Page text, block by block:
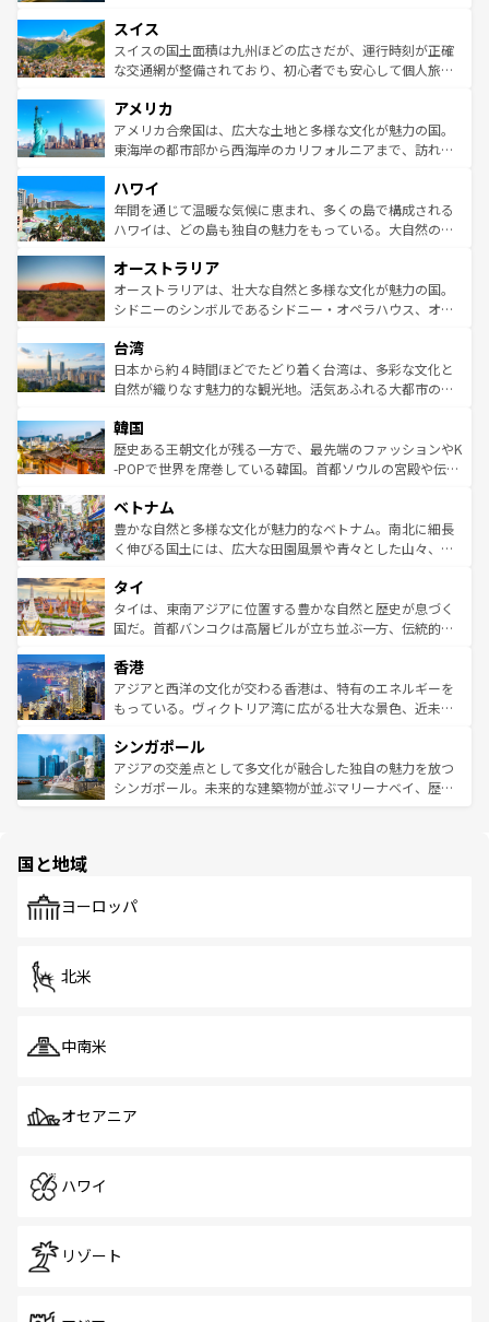
れる地方に足を運ぶとそれぞれで全く異なる文化を体験で
きるだろう。 なお、新着のフランス情報はコンテンツ一覧
を参照してほしい。
は、お酒好きな人にはぜひ体験してほしい。 なお、新着の
ドイツ情報はコンテンツ一覧を参照してほしい。
リアごとに異なる魅力がある。また、優雅なアフタヌーン
ティー、ビール好きにはたまらない英国パブ、サッカー観
戦など、本場だからこそできる体験も豊富。イギリスを旅
ンツ一覧を参照してほしい。
スイス
スイスの国土面積は九州ほどの広さだが、運行時刻が正確
な交通網が整備されており、初心者でも安心して個人旅行
の建物がそのまま残る町や、スイスならではのユニークな
博物館もあり、アルプス観光だけでなく町歩きも満喫する
ことができる。国民の所得が高いため物価も高いが、旅行
ば市内交通費無料で観光を楽しむこともできる。 なお、新
着のスイス情報はコンテンツ一覧 を参照してほしい。
アメリカ
アメリカ合衆国は、広大な土地と多様な文化が魅力の国。
東海岸の都市部から西海岸のカリフォルニアまで、訪れる
のような巨大都市は、観光、ショッピング、エンターテイ
ンメントが詰まった刺激的なスポットだ。一方、アメリカ
西部には大自然が広がり、グランドキャニオンやイエロー
部のニューオーリンズでは、音楽と美食が融合した独特の
文化が魅力。旅行者はアメリカの各地域で異なる魅力を楽
しみながら、その多様性と豊かな歴史を感じることができ
ならではの贅沢な旅のスタイルだ。 なお、新着のアメリカ
情報はコンテンツ一覧を参照してほしい。
ハワイ
年間を通じて温暖な気候に恵まれ、多くの島で構成される
ハワイは、どの島も独自の魅力をもっている。大自然の神
ワイ島は見逃せない。また、定番の観光地といえばオアフ
島だが、静かな自然を求めるならマウイ島やカウアイ島が
おすすめ。エメラルドグリーンに輝く海をはじめ、豊かな
れるおもてなしの心で訪れる人々を迎えてくれるハワイの
人々、おいしいローカルフードやハワイアンミュージッ
ク、伝統的なフラダンスなど、すべてがハワイの魅力を彩
ワイを、存分に味わってほしい。 なお、新着のハワイ情報
はコンテンツ一覧を参照してほしい。
オーストラリア
オーストラリアは、壮大な自然と多様な文化が魅力の国。
シドニーのシンボルであるシドニー・オペラハウス、オー
リアリーフや大陸中央部にそびえるウルル（エアーズロッ
ク）、タスマニアの美しい原生林やケアンズの熱帯雨林な
ど、見どころがたくさん。また、カフェやワイン、オージ
いる。アクティビティも充実しており、サーフィンやダイ
ビング、ハイキングなど、アウトドア好きにはたまらな
い。オーストラリアの多彩な魅力を存分に味わいつくそ
参照してほしい。
台湾
日本から約４時間ほどでたどり着く台湾は、多彩な文化と
自然が織りなす魅力的な観光地。活気あふれる大都市の台
ン）、静ひつな山岳地帯である台湾東部など、都市の喧騒
と山間の静けさが共存しており、訪れる人に新しい発見と
驚きをもたらしてくれる。また、奥深い台湾の食文化も魅
容にもいいと評判のスイーツなど、バラエティ豊かな料理
が味わえる。 なお、新着の台湾情報は コンテンツ一覧を参
照してほしい。
韓国
歴史ある王朝文化が残る一方で、最先端のファッションやK
-POPで世界を席巻している韓国。首都ソウルの宮殿や伝統
き、地方に足を延ばせば四季折々の自然美を楽しむことが
できる。そして、キムチや焼肉、絶品のストリートフード
まで、さまざまな韓国料理が待っている。夜には、韓国な
リティに包まれながら、韓国の多彩な魅力を心ゆくまで味
わってみてほしい。 なお、新着の韓国情報はコンテンツ一
覧を参照してほしい。
ベトナム
豊かな自然と多様な文化が魅力的なベトナム。南北に細長
く伸びる国土には、広大な田園風景や青々とした山々、世
急速な発展と共に伝統が息づく。ハノイの古い町並みやホ
ーチミン市のフランス統治時代の建物も、独特の雰囲気を
醸し出している。また、バラエティの豊かさとおいしさで
とつ。フォーやバインミー、ベトナムコーヒーなどは、ぜ
ひ現地で味わいたい。どの地域を訪れてもあたたかい人々
が旅行者を迎えてくれるので、きっと忘れられない旅にな
参照してほしい。
タイ
タイは、東南アジアに位置する豊かな自然と歴史が息づく
国だ。首都バンコクは高層ビルが立ち並ぶ一方、伝統的な
の活気が交差している。北部ではチェンマイなどの山岳地
帯で自然と触れ合い、南部ではプーケットやクラビの美し
いビーチでリゾート気分を楽しむことができる。タイ料理
激する。気候は一年中温暖で、どの季節にも異なる楽しみ
が待っている。親しみやすいタイの人々、仏教を中心とし
た文化、そして多様な観光資源が、訪れる旅人を魅了し続
香港
アジアと西洋の文化が交わる香港は、特有のエネルギーを
もっている。ヴィクトリア湾に広がる壮大な景色、近未来
み、どこを訪れても感動するはず。観光スポットが密集し
ており、効率よく見どころを回れるのも魅力。息をのむよ
うな絶景から文化的な体験まで、香港を存分に楽しみ尽く
シンガポール
アジアの交差点として多文化が融合した独自の魅力を放つ
シンガポール。未来的な建築物が並ぶマリーナベイ、歴史
で、ホーカーズは地元の風情を楽しめる外せないスポット
国と地域
ヨーロッパ
北米
中南米
オセアニア
ハワイ
リゾート